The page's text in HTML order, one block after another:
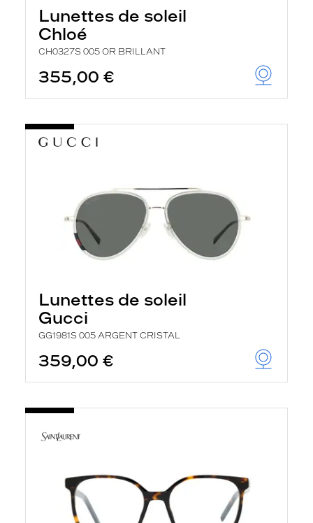
Lunettes de soleil
Chloé
CH0327S 005 OR BRILLANT
355,00 €
Lunettes de soleil
Gucci
GG1981S 005 ARGENT CRISTAL
359,00 €